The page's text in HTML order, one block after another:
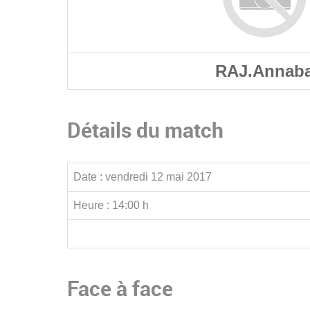
Détails du match
Date : vendredi 12 mai 2017
Heure : 14:00 h
Face à face